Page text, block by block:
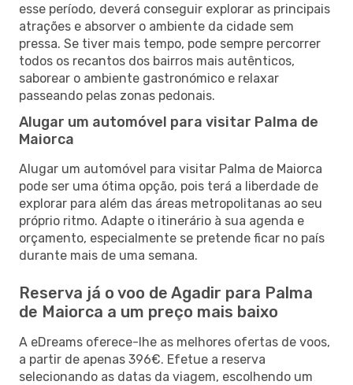
esse período, deverá conseguir explorar as principais
atrações e absorver o ambiente da cidade sem
pressa. Se tiver mais tempo, pode sempre percorrer
todos os recantos dos bairros mais autênticos,
saborear o ambiente gastronómico e relaxar
passeando pelas zonas pedonais.
Alugar um automóvel para visitar Palma de
Maiorca
Alugar um automóvel para visitar Palma de Maiorca
pode ser uma ótima opção, pois terá a liberdade de
explorar para além das áreas metropolitanas ao seu
próprio ritmo. Adapte o itinerário à sua agenda e
orçamento, especialmente se pretende ficar no país
durante mais de uma semana.
Reserva já o voo de Agadir para Palma
de Maiorca a um preço mais baixo
A eDreams oferece-lhe as melhores ofertas de voos,
a partir de apenas 396€. Efetue a reserva
selecionando as datas da viagem, escolhendo um